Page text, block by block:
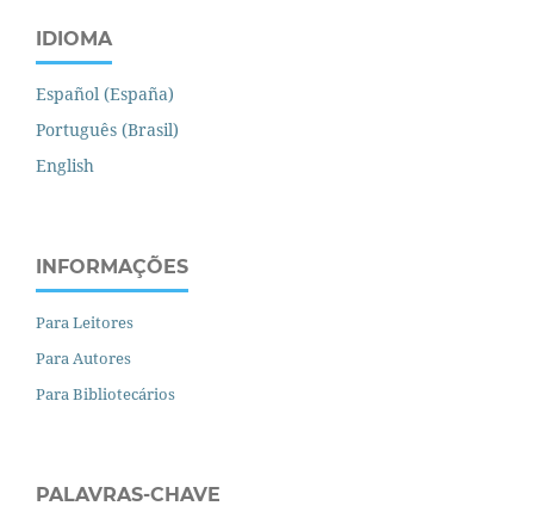
IDIOMA
Español (España)
Português (Brasil)
English
INFORMAÇÕES
Para Leitores
Para Autores
Para Bibliotecários
PALAVRAS-CHAVE